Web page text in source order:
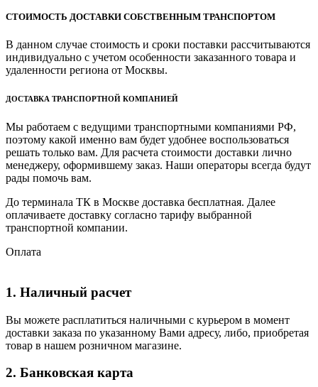
СТОИМОСТЬ ДОСТАВКИ СОБСТВЕННЫМ ТРАНСПОРТОМ
В данном случае стоимость и сроки поставки рассчитываются
индивидуально с учетом особенности заказанного товара и
удаленности региона от Москвы.
ДОСТАВКА ТРАНСПОРТНОЙ КОМПАНИЕЙ
Мы работаем с ведущими транспортными компаниями РФ,
поэтому какой именно вам будет удобнее воспользоваться
решать только вам. Для расчета стоимости доставки лично
менеджеру, оформившему заказ. Наши операторы всегда будут
рады помочь вам.
До терминала ТК в Москве доставка бесплатная. Далее
оплачиваете доставку согласно тарифу выбранной
транспортной компании.
Оплата
1. Наличный расчет
Вы можете расплатиться наличными с курьером в момент
доставки заказа по указанному Вами адресу, либо, приобретая
товар в нашем розничном магазине.
2. Банковская карта